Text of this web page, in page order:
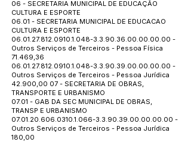
06 - SECRETARIA MUNICIPAL DE EDUCAÇÃO
CULTURA E ESPORTE
06.01 - SECRETARIA MUNICIPAL DE EDUCACAO
CULTURA E ESPORTE
06.01.27.812.0910.1.048-3.3.90.36.00.00.00.00 -
Outros Serviços de Terceiros - Pessoa Física
71.469,36
06.01.27.812.0910.1.048-3.3.90.39.00.00.00.00 -
Outros Serviços de Terceiros - Pessoa Jurídica
42.900,00 07 - SECRETARIA DE OBRAS,
TRANSPORTE E URBANISMO
07.01 - GAB DA SEC MUNICIPAL DE OBRAS,
TRANSP E URBANISMO
07.01.20.606.0310.1.066-3.3.90.39.00.00.00.00 -
Outros Serviços de Terceiros - Pessoa Jurídica
180,00